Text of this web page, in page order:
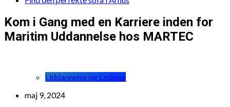
Kom i Gang med en Karriere inden for
Maritim Uddannelse hos MARTEC
Uddannelse og Ledelse
maj 9, 2024